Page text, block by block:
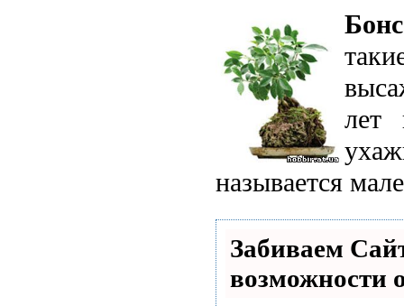
лет
называется
Забиваем
возможности